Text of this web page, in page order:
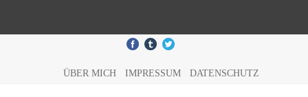
ÜBER MICH IMPRESSUM DATENSCHUTZ